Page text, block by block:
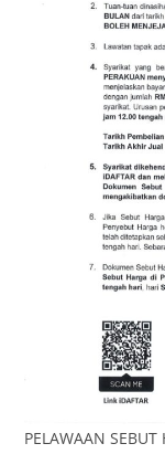
PELAWAAN SEBUT